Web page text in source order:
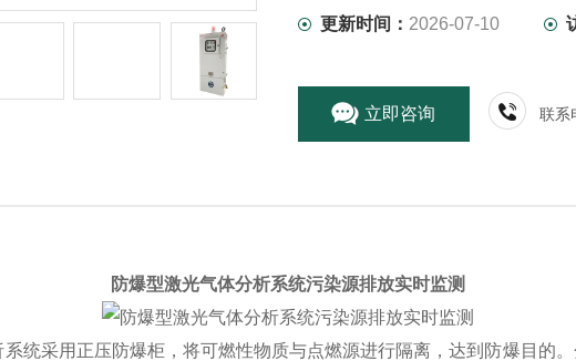
更新时间： 2026-07-10
立即咨询 联系
防爆型激光气体分析系统污染源排放实时监测
统采用正压防爆柜，将可燃性物质与点燃源进行隔离，达到防爆目的